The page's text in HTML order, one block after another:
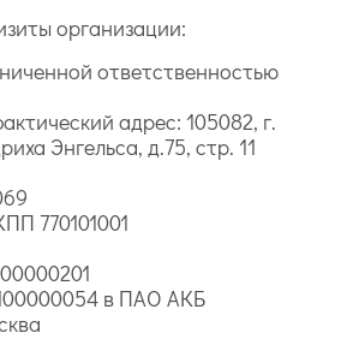
организации:
ответственностью
адрес: 105082, г.
Энгельса, д.75, стр. 11
770101001
в ПАО АКБ